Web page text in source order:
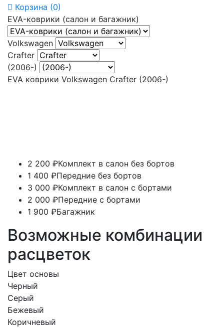
Корзина (0)
EVA-коврики (салон и багажник)
Volkswagen
Crafter
(2006-)
EVA коврики Volkswagen Crafter (2006-)
2 200 ₽Комплект в салон без бортов
1 400 ₽Передние без бортов
3 000 ₽Комплект в салон с бортами
2 000 ₽Передние с бортами
1 900 ₽Багажник
Возможные комбинации
расцветок
Цвет основы
Черный
Серый
Бежевый
Коричневый